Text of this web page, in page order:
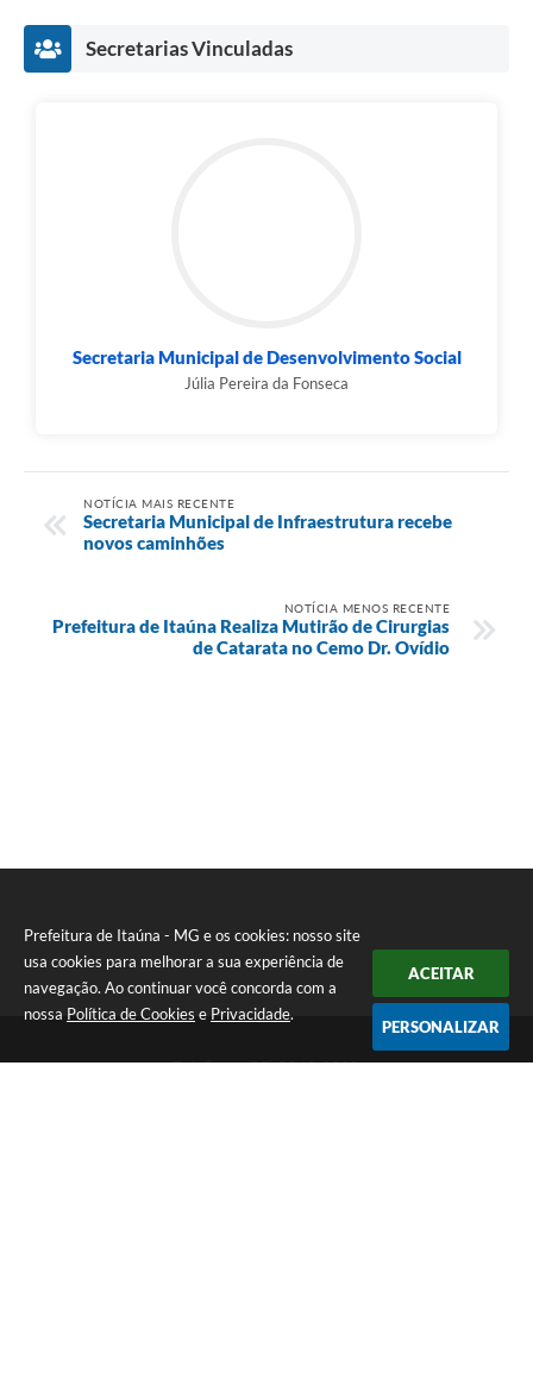
Prefeitura de Itaúna - MG e os cookies: nosso site
usa cookies para melhorar a sua experiência de
navegação. Ao continuar você concorda com a
nossa Política de Cookies e Privacidade.
ACEITAR
PERSONALIZAR
Secretarias Vinculadas
Secretaria Municipal de Desenvolvimento Social
Júlia Pereira da Fonseca
NOTÍCIA MAIS RECENTE
Secretaria Municipal de Infraestrutura recebe
novos caminhões
NOTÍCIA MENOS RECENTE
Prefeitura de Itaúna Realiza Mutirão de Cirurgias
de Catarata no Cemo Dr. Ovídio
Telefone: (37) 3249-9500